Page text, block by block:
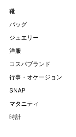
靴
バッグ
ジュエリー
洋服
コスパブランド
行事・オケージョン
SNAP
マタニティ
時計